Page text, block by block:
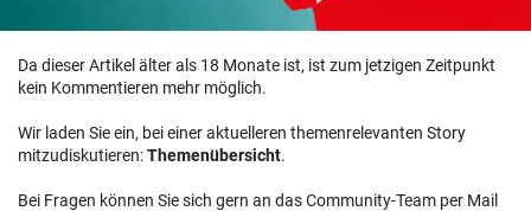
Da dieser Artikel älter als 18 Monate ist, ist zum jetzigen Zeitpunkt
kein Kommentieren mehr möglich.
Wir laden Sie ein, bei einer aktuelleren themenrelevanten Story
mitzudiskutieren:Themenübersicht.
Bei Fragen können Sie sich gern an das Community-Team per Mail